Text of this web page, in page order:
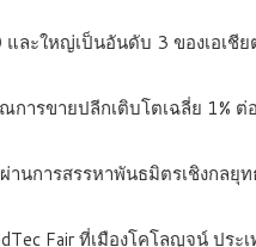
ใหญ่เป็นอันดับ 3 ของเอเชี
ารขายปลีกเติบโตเฉลี่ย
นการสรรหาพันธมิตรเชิงกล
Fair ที่เมืองโคโลญจน์ ปร